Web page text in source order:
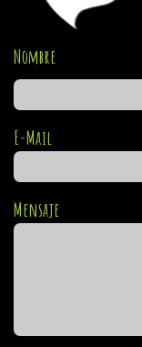
Nombre
E-Mail
Mensaje